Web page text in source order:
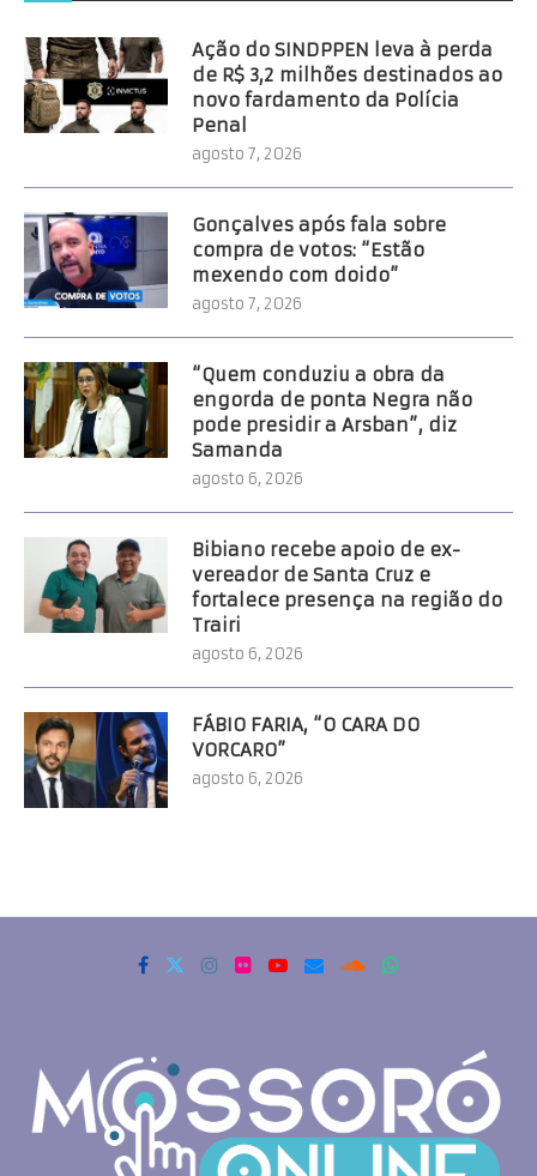
Ação do SINDPPEN leva à perda
de R$ 3,2 milhões destinados ao
novo fardamento da Polícia
Penal
agosto 7, 2026
Gonçalves após fala sobre
compra de votos: “Estão
mexendo com doido”
agosto 7, 2026
“Quem conduziu a obra da
engorda de ponta Negra não
pode presidir a Arsban”, diz
Samanda
agosto 6, 2026
Bibiano recebe apoio de ex-
vereador de Santa Cruz e
fortalece presença na região do
Trairi
agosto 6, 2026
FÁBIO FARIA, “O CARA DO
VORCARO”
agosto 6, 2026